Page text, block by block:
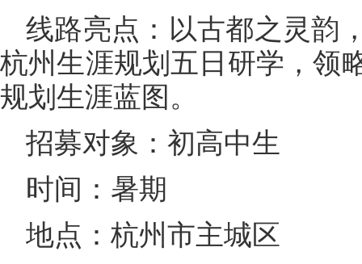
线路亮点：以古都之灵韵
杭州生涯规划五日研学，领
规划生涯蓝图。
招募对象：初高中生
时间：暑期
地点：杭州市主城区